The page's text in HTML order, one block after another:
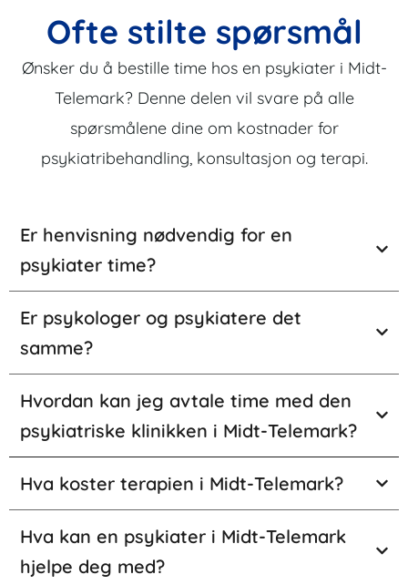
Ofte stilte spørsmål
Ønsker du å bestille time hos en psykiater i Midt-
Telemark? Denne delen vil svare på alle
spørsmålene dine om kostnader for
psykiatribehandling, konsultasjon og terapi.
Er henvisning nødvendig for en
psykiater time?
Er psykologer og psykiatere det
samme?
Hvordan kan jeg avtale time med den
psykiatriske klinikken i Midt-Telemark?
Hva koster terapien i Midt-Telemark?
Hva kan en psykiater i Midt-Telemark
hjelpe deg med?